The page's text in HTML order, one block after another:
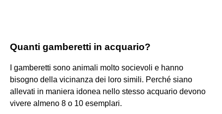
Quanti gamberetti in acquario?
I gamberetti sono animali molto socievoli e hanno
bisogno della vicinanza dei loro simili. Perché siano
allevati in maniera idonea nello stesso acquario devono
vivere almeno 8 o 10 esemplari.